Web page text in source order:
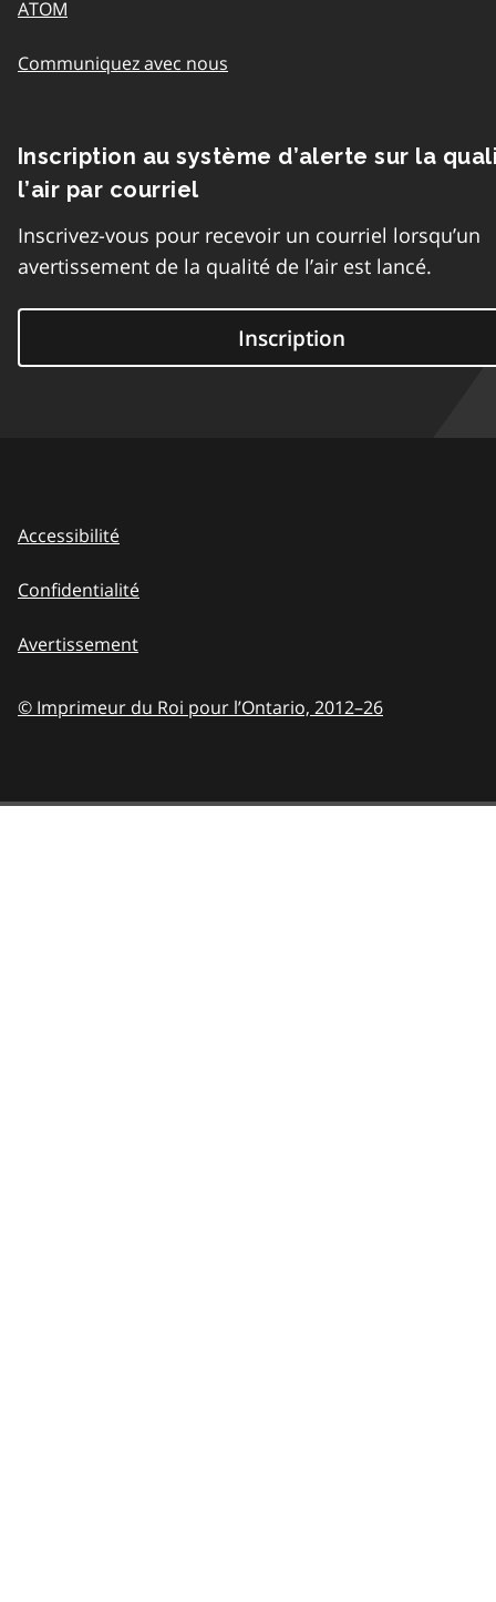
ATOM
Communiquez avec nous
Inscription au système d’alerte sur la
l’air par courriel
Inscrivez-vous pour recevoir un courriel lorsqu’un
avertissement de la qualité de l’air est lancé.
Inscription
Accessibilité
Confidentialité
Avertissement
© Imprimeur du Roi pour l’Ontario, 2012–26